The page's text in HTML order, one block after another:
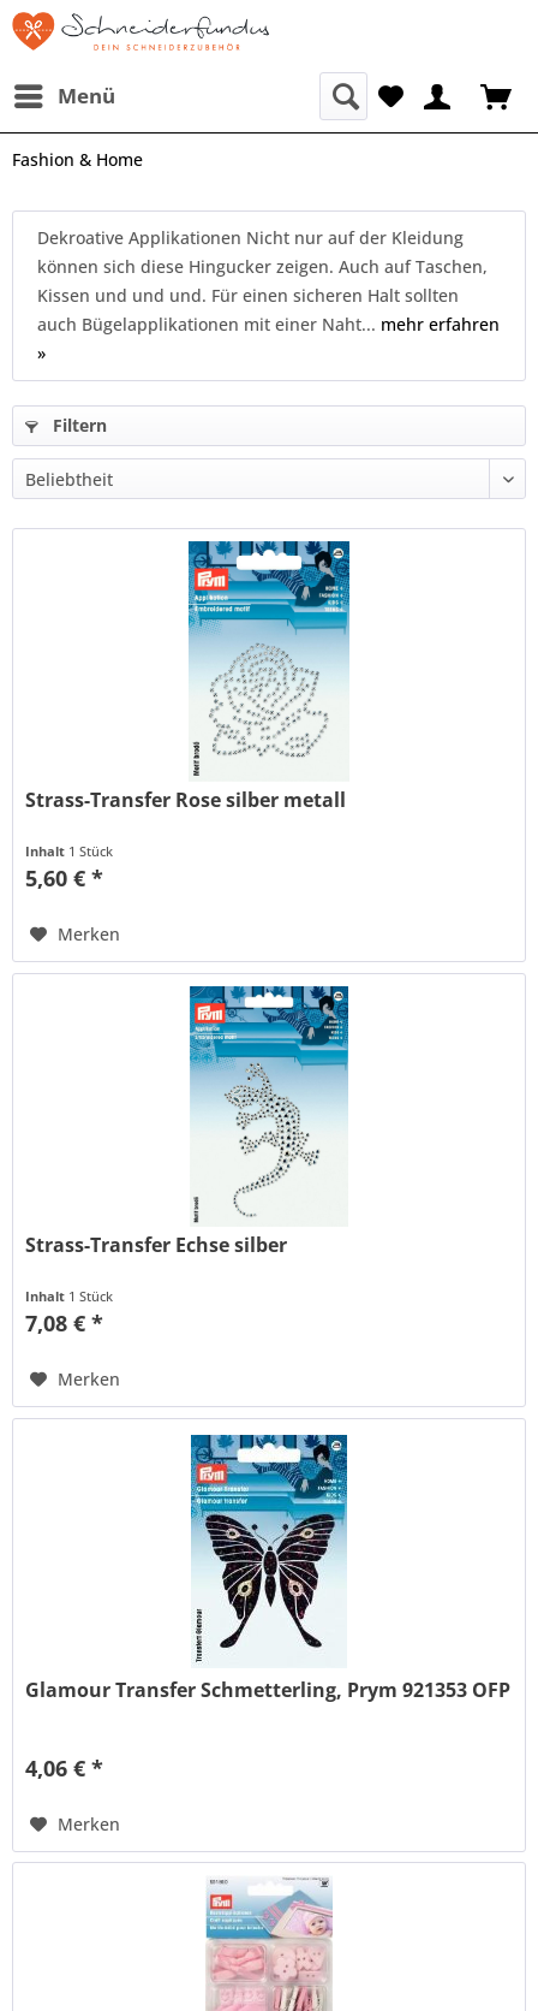
Menü
Fashion & Home
Dekroative Applikationen Nicht nur auf der Kleidung
können sich diese Hingucker zeigen. Auch auf Taschen,
Kissen und und und. Für einen sicheren Halt sollten
auch Bügelapplikationen mit einer Naht... mehr erfahren
»
Filtern
Strass-Transfer Rose silber metall
Inhalt 1 Stück
5,60 € *
Merken
Strass-Transfer Echse silber
Inhalt 1 Stück
7,08 € *
Merken
Glamour Transfer Schmetterling, Prym 921353 OFP
4,06 € *
Merken